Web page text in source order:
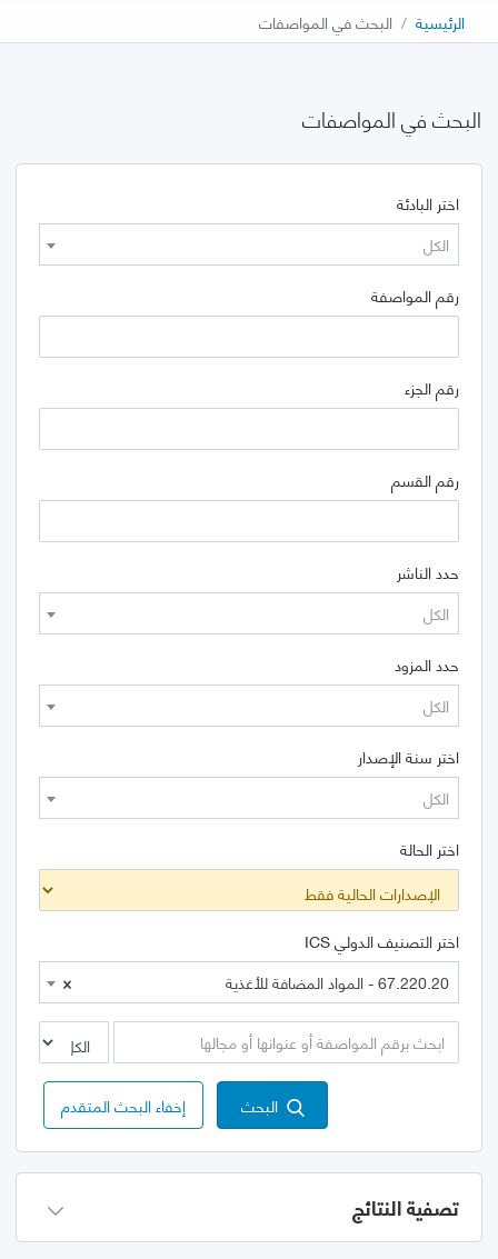
الرئيسية البحث في المواصفات
البحث في المواصفات
اختر البادئة
الكل
رقم المواصفة
رقم الجزء
رقم القسم
حدد الناشر
الكل
حدد المزود
الكل
اختر سنة الإصدار
الكل
اختر الحالة
اختر التصنيف الدولي ICS
×
67.220.20 - المواد المضافة للأغذية
البحث إخفاء البحث المتقدم
تصفية النتائج